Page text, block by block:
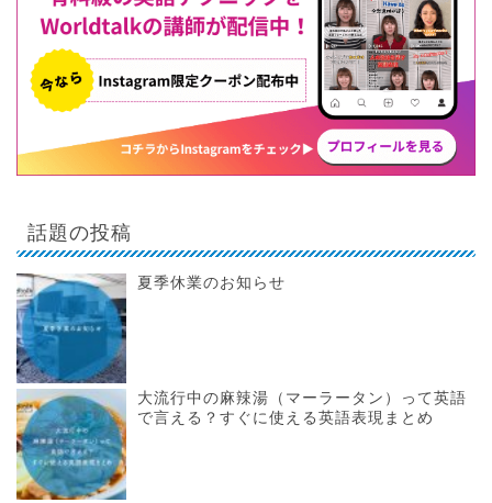
話題の投稿
夏季休業のお知らせ
大流行中の麻辣湯（マーラータン）って英語
で言える？すぐに使える英語表現まとめ